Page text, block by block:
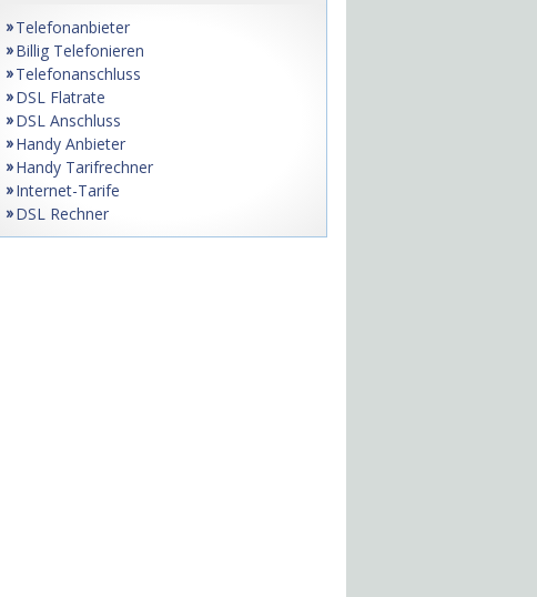
Telefonanbieter
Billig Telefonieren
Telefonanschluss
DSL Flatrate
DSL Anschluss
Handy Anbieter
Handy Tarifrechner
Internet-Tarife
DSL Rechner